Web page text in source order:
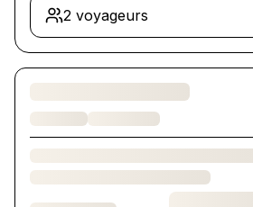
2 voyageurs
Chargement des chambres et des